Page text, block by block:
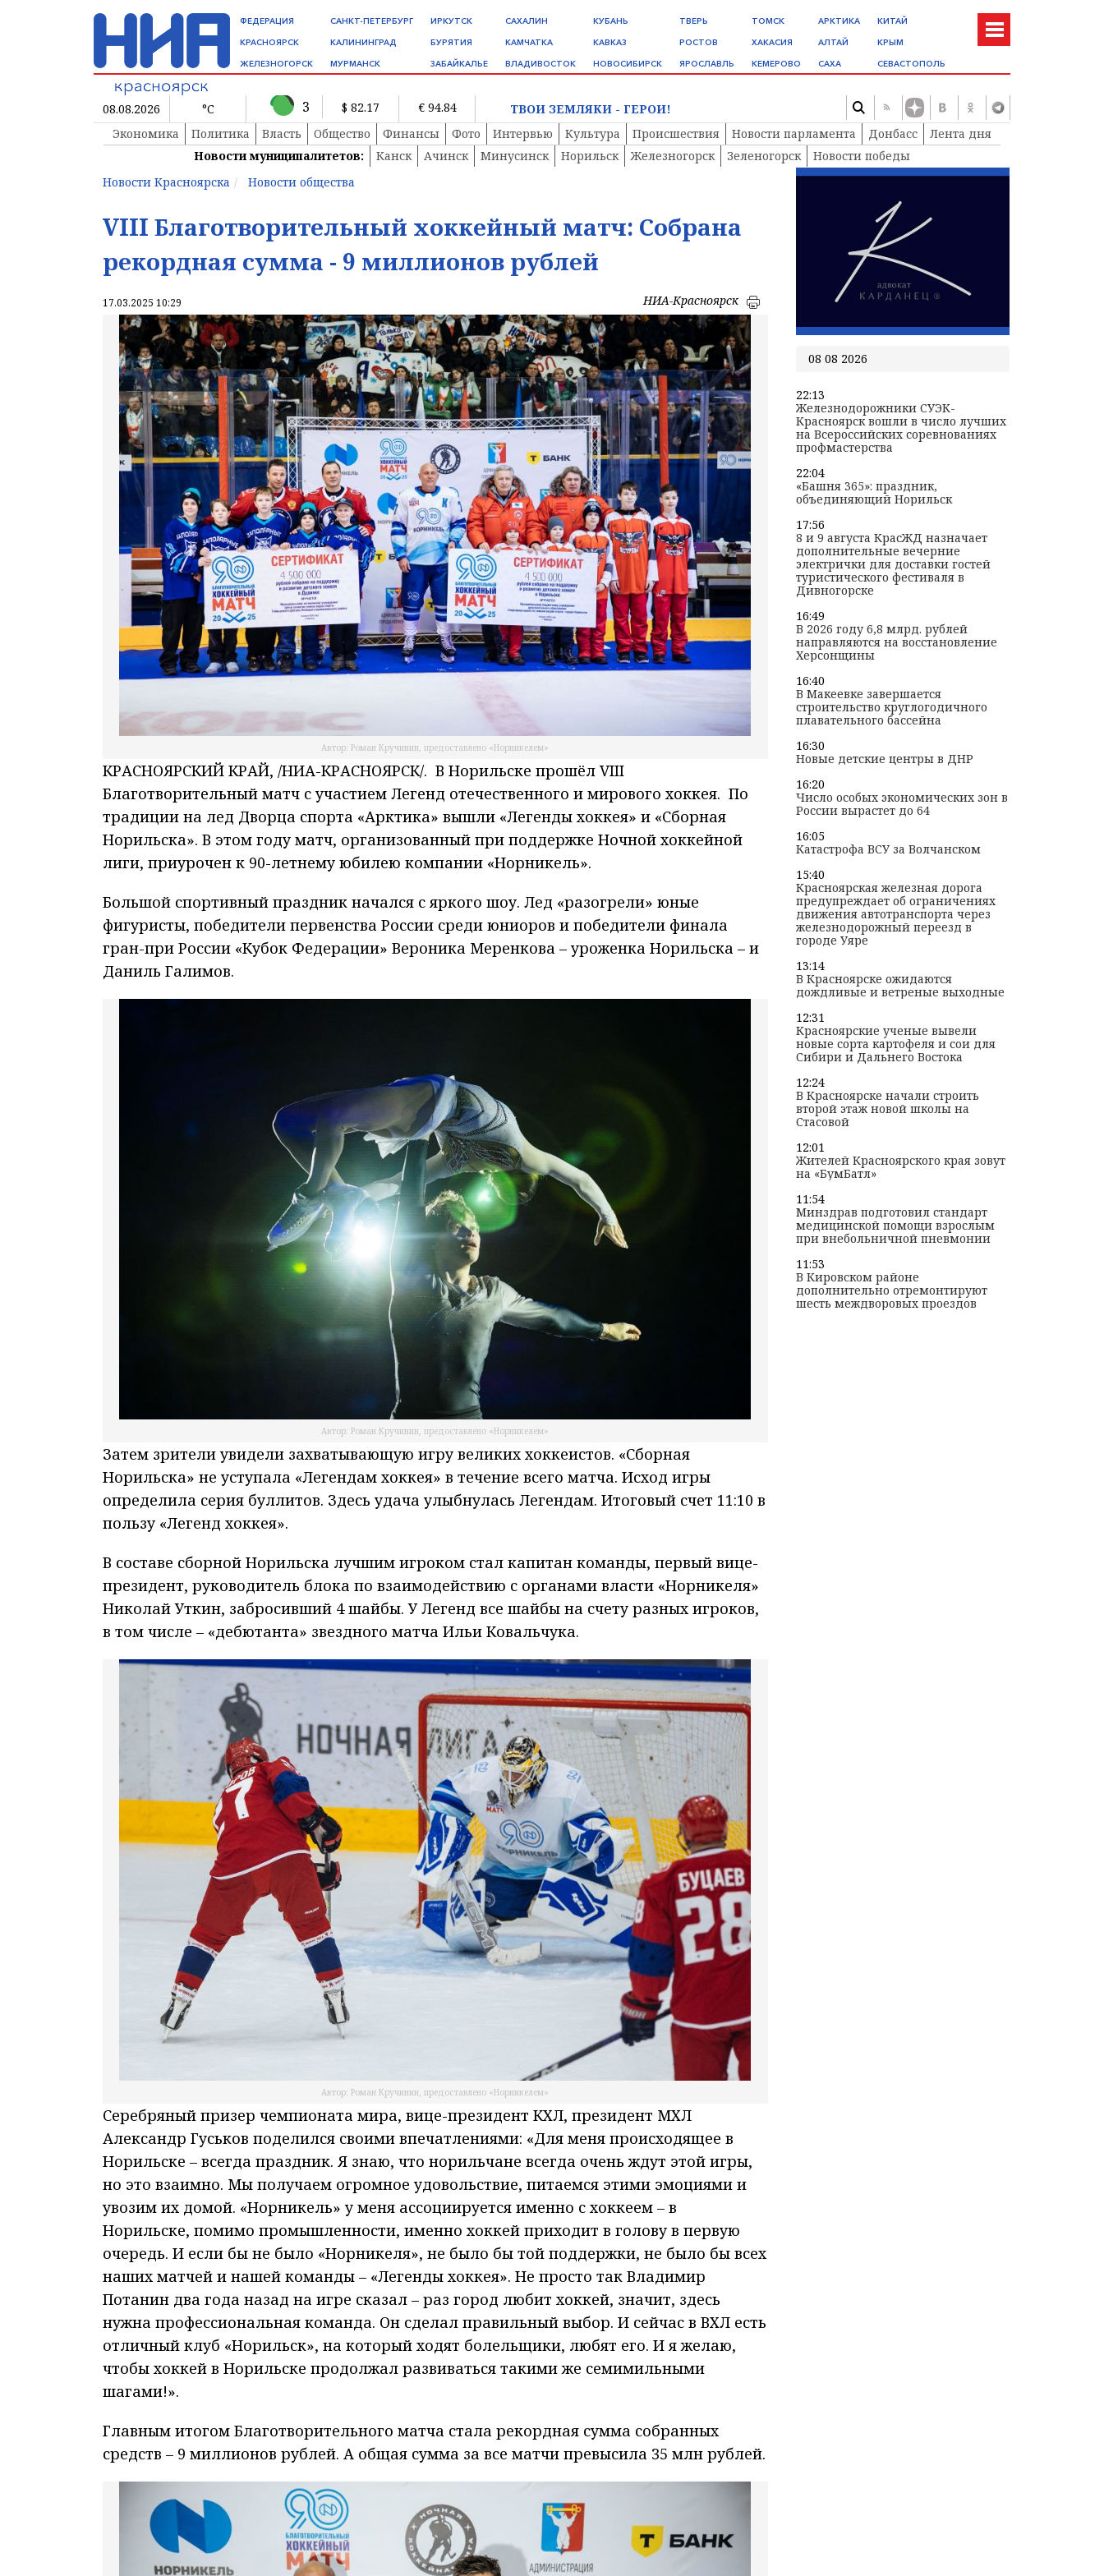
ФЕДЕРАЦИЯ
КРАСНОЯРСК
ЖЕЛЕЗНОГОРСК
САНКТ-ПЕТЕРБУРГ
КАЛИНИНГРАД
МУРМАНСК
ИРКУТСК
БУРЯТИЯ
ЗАБАЙКАЛЬЕ
САХАЛИН
КАМЧАТКА
ВЛАДИВОСТОК
КУБАНЬ
КАВКАЗ
НОВОСИБИРСК
ТВЕРЬ
РОСТОВ
ЯРОСЛАВЛЬ
ТОМСК
ХАКАСИЯ
КЕМЕРОВО
АРКТИКА
АЛТАЙ
САХА
КИТАЙ
КРЫМ
СЕВАСТОПОЛЬ
08.08.2026 °C 3 $ 82.17 € 94.84
ТВОИ ЗЕМЛЯКИ - ГЕРОИ!
Экономика
Политика Власть Общество Финансы Фото Интервью Культура Происшествия Новости парламента Донбасс
Лента дня
Новости муниципалитетов:
Канск Ачинск Минусинск Норильск Железногорск Зеленогорск
Новости победы
Новости Красноярска
Новости общества
VIII Благотворительный хоккейный матч: Собрана
рекордная сумма - 9 миллионов рублей
17.03.2025 10:29 НИА-Красноярск
Автор: Роман Кручинин, предоставлено «Норникелем»
КРАСНОЯРСКИЙ КРАЙ, /НИА-КРАСНОЯРСК/. В Норильске прошёл VIII
Благотворительный матч с участием Легенд отечественного и мирового хоккея. По
традиции на лед Дворца спорта «Арктика» вышли «Легенды хоккея» и «Сборная
Норильска». В этом году матч, организованный при поддержке Ночной хоккейной
лиги, приурочен к 90-летнему юбилею компании «Норникель».
Большой спортивный праздник начался с яркого шоу. Лед «разогрели» юные
фигуристы, победители первенства России среди юниоров и победители финала
гран-при России «Кубок Федерации» Вероника Меренкова – уроженка Норильска – и
Даниль Галимов.
Автор: Роман Кручинин, предоставлено «Норникелем»
Затем зрители увидели захватывающую игру великих хоккеистов. «Сборная
Норильска» не уступала «Легендам хоккея» в течение всего матча. Исход игры
определила серия буллитов. Здесь удача улыбнулась Легендам. Итоговый счет 11:10 в
пользу «Легенд хоккея».
В составе сборной Норильска лучшим игроком стал капитан команды, первый вице-
президент, руководитель блока по взаимодействию с органами власти «Норникеля»
Николай Уткин, забросивший 4 шайбы. У Легенд все шайбы на счету разных игроков,
в том числе – «дебютанта» звездного матча Ильи Ковальчука.
Автор: Роман Кручинин, предоставлено «Норникелем»
Серебряный призер чемпионата мира, вице-президент КХЛ, президент МХЛ
Александр Гуськов поделился своими впечатлениями: «Для меня происходящее в
Норильске – всегда праздник. Я знаю, что норильчане всегда очень ждут этой игры,
но это взаимно. Мы получаем огромное удовольствие, питаемся этими эмоциями и
увозим их домой. «Норникель» у меня ассоциируется именно с хоккеем – в
Норильске, помимо промышленности, именно хоккей приходит в голову в первую
очередь. И если бы не было «Норникеля», не было бы той поддержки, не было бы всех
наших матчей и нашей команды – «Легенды хоккея». Не просто так Владимир
Потанин два года назад на игре сказал – раз город любит хоккей, значит, здесь
нужна профессиональная команда. Он сделал правильный выбор. И сейчас в ВХЛ есть
отличный клуб «Норильск», на который ходят болельщики, любят его. И я желаю,
чтобы хоккей в Норильске продолжал развиваться такими же семимильными
шагами!».
Главным итогом Благотворительного матча стала рекордная сумма собранных
средств – 9 миллионов рублей. А общая сумма за все матчи превысила 35 млн рублей.
08 08 2026
22:13
Железнодорожники СУЭК-
Красноярск вошли в число лучших
на Всероссийских соревнованиях
профмастерства
22:04
«Башня 365»: праздник,
объединяющий Норильск
17:56
8 и 9 августа КрасЖД назначает
дополнительные вечерние
электрички для доставки гостей
туристического фестиваля в
Дивногорске
16:49
В 2026 году 6,8 млрд. рублей
направляются на восстановление
Херсонщины
16:40
В Макеевке завершается
строительство круглогодичного
плавательного бассейна
16:30
Новые детские центры в ДНР
16:20
Число особых экономических зон в
России вырастет до 64
16:05
Катастрофа ВСУ за Волчанском
15:40
Красноярская железная дорога
предупреждает об ограничениях
движения автотранспорта через
железнодорожный переезд в
городе Уяре
13:14
В Красноярске ожидаются
дождливые и ветреные выходные
12:31
Красноярские ученые вывели
новые сорта картофеля и сои для
Сибири и Дальнего Востока
12:24
В Красноярске начали строить
второй этаж новой школы на
Стасовой
12:01
Жителей Красноярского края зовут
на «БумБатл»
11:54
Минздрав подготовил стандарт
медицинской помощи взрослым
при внебольничной пневмонии
11:53
В Кировском районе
дополнительно отремонтируют
шесть междворовых проездов